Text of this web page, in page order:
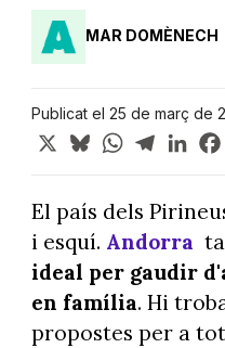
MAR DOMÈNECH
Publicat el 25 de març de
X BlueskyWhatsApp
Telegram
El país dels
i esquí. Andorra
ideal per gaudir
en família. Hi
propostes per a